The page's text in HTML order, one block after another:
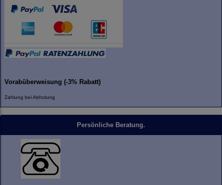
Vorabüberweisung (-3% Rabatt)
Zahlung bei Abholung
Persönliche Beratung.